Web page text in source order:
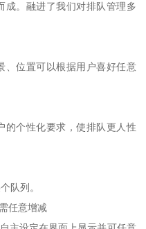
成。融进了我们对排队管理多
、位置可以根据用户喜好任意
的个性化要求，使排队更人性
队列。
任意增减